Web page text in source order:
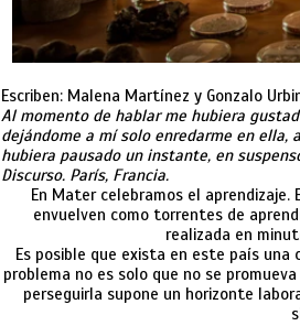
Escriben: Malena Martínez y Gonzalo
Al momento de hablar me hubiera
dejándome a mí solo enredarme en
hubiera pausado un instante, en
Discurso. París, Francia.
En Mater celebramos el aprendizaje.
envuelven como torrentes de
realizada en
Es posible que exista en este país
problema no es solo que no se
perseguirla supone un horizonte